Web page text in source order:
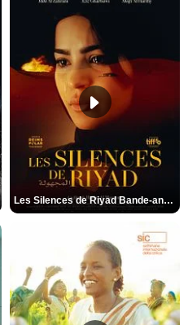
Les Silences de Riyad Bande-annonce VO STFR